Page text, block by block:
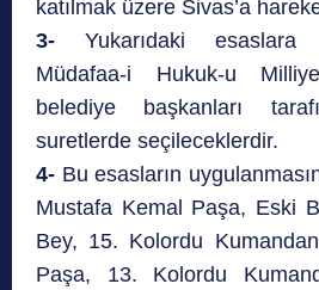
katılmak üzere Sivas’a
3- Yukarıdaki esaslara
Müdafaa-i Hukuk-u
belediye başkanları
suretlerde seçileceklerdir.
4- Bu esasların
Mustafa Kemal Paşa, Eski
Bey, 15. Kolordu
Paşa, 13. Kolordu